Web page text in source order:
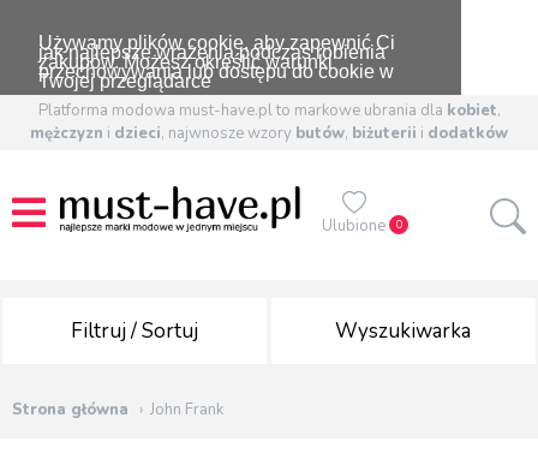
Używamy plików cookie, aby zapewnić Ci
jak najlepsze wrażenia podczas robienia
zakupów. Możesz określić warunki
przechowywania lub dostępu do cookie w
Twojej przeglądarce
Platforma modowa must-have.pl to markowe ubrania dla kobiet,
mężczyzn i dzieci, najwnosze wzory butów, biżuterii i dodatków
Ulubione 0
Filtruj / Sortuj Wyszukiwarka
Strona główna John Frank